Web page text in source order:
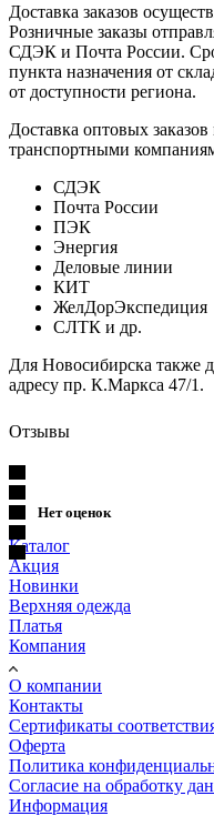
Доставка заказов
Розничные заказы
СДЭК и Почта России.
пункта назначения от
от доступности региона.
Доставка оптовых
транспортными
СДЭК
Почта России
ПЭК
Энергия
Деловые линии
КИТ
ЖелДорЭкспедиция
СЛТК и др.
Для Новосибирска также
адресу пр. К.Маркса 47/1.
Отзывы
Нет оценок
Каталог
Акция
Новинки
Верхняя одежда
Платья
Компания
О компании
Контакты
Сертификаты
Оферта
Политика
Согласие на обработку
Информация